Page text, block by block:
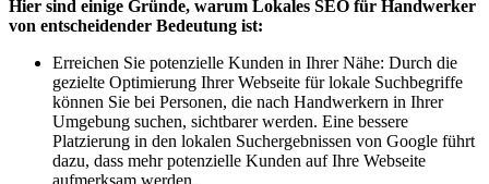
Hier sind einige Gründe, warum Lokales SEO für Handwerker
von entscheidender Bedeutung ist:
Erreichen Sie potenzielle Kunden in Ihrer Nähe: Durch die
gezielte Optimierung Ihrer Webseite für lokale Suchbegriffe
können Sie bei Personen, die nach Handwerkern in Ihrer
Umgebung suchen, sichtbarer werden. Eine bessere
Platzierung in den lokalen Suchergebnissen von Google führt
dazu, dass mehr potenzielle Kunden auf Ihre Webseite